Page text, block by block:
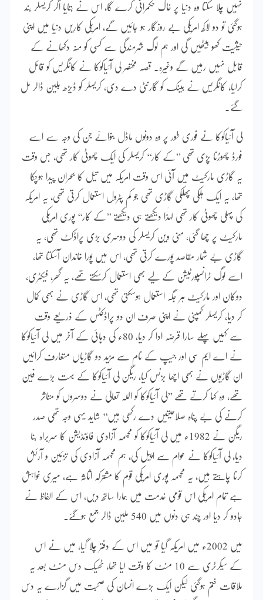
نہیں چلا سکتا وہ دنیا پر خاک حکمرانی کرے گا، اس نے بتایا اگر کریسلر بند
ہوگئی تو دو لاکھ امریکی بے روزگار ہو جائیں گے، امریکی کاریں دنیا میں اپنی
حیثیت کھو بیٹھیں گی اور ہم لوگ شرمندگی سے کسی کو منہ دکھانے کے
قابل نہیں رہیں گے وغیرہ۔ قصہ مختصر لی آئیاکوکا نے کانگریس کو قائل
کرلیا، کانگریس نے بینک کو گارنٹی دے دی، کریسلر کو ڈیڑھ بلین ڈالر مل
گئے۔
لی آئیاکوکا نے فوری طور پر وہ دونوں ماڈل بنوائے جن کی وجہ سے اسے
فورڈ چھوڑنا پڑی تھی ’’کے کار‘‘ کریسلر کی ایک چھوٹی کار تھی، جس وقت
یہ گاڑی مارکیٹ میں آئی اس وقت امریکہ میں تیل کا بحران پیدا ہوچکا
تھا، یہ ایک ہلکی پھلکی گاڑی تھی جو کم پٹرول استعمال کرتی تھی، یہ امریکہ
کی پہلی چھوٹی کار تھی لہٰذا دیکھتے ہی دیکھتے ’’کے کار‘‘ پوری امریکی
مارکیٹ پر چھا گئی، منی وین کریسلر کی دوسری بڑی پراڈکٹ تھی، یہ
گاڑی بے شمار مقاصد پورے کرتی تھی، اس میں پورا خاندان آسکتا تھا،
اسے لوگ ٹرانسپورٹیشن کے لیے بھی استعمال کرسکتے تھے، یہ گھر، فیکٹری،
دوکان اور مارکیٹ ہر جگہ استعمال ہوسکتی تھی، اس گاڑی نے بھی کمال
کر دیا، کریسلر کمپنی نے اپنی صرف ان دو پراڈکٹس کے ذریعے وقت
سے کہیں پہلے سارا قرضہ ادا کر دیا، 80ء کی دہائی کے آخر میں لی آئیاکوکا
نے اے ایم سی اور جیپ کے نام سے مزید دو گاڑیاں متعارف کرائیں
ان گاڑیوں نے بھی اچھا بزنس کیا، ریگن لی آئیاکوکا کے بہت بڑے فین
تھے، وہ کہا کرتے تھے ’’لی آئیاکوکا کو اللہ تعالیٰ نے دوسروں کو متاثر
کرنے کی بے پناہ صلاحیتیں دے رکھی ہیں‘‘ شاید یہی وجہ تھی صدر
ریگن نے 1982ء میں لی آئیاکوکا کو مجسمہ آزادی فاؤنڈیشن کا سربراہ بنا
دیا، لی آئیاکوکا نے عوام سے اپیل کی، ہم مجسمہ آزادی کی تزئین و آرئش
کرنا چاہتے ہیں، یہ مجسمہ پوری امریکی قوم کا مشترکہ اثاثہ ہے، میری خواہش
ہے تمام امریکی اس قومی خدمت میں ہمارا ساتھ دیں، اس کے الفاظ نے
جادو کر دیا اور چند ہی دنوں میں 540 ملین ڈالر جمع ہوگئے۔
میں 2002ء میں امریکہ گیا تو میں اس کے دفتر چلا گیا، میں نے اس
کے سیکرٹری سے 10 منٹ کا وقت لیا تھا، ٹھیک دس منٹ بعد یہ
ملاقات ختم ہوگئی لیکن ایک بڑے انسان کی صحبت میں گزارے یہ دس